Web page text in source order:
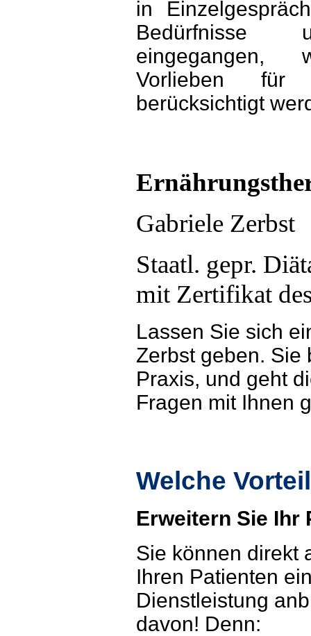
in
Bedürfnisse
eingegangen,
Vorlieben für
berücksichtigt
Gabriele Zerbst
Staatl. gepr.
mit Zertifikat
Lassen Sie sich
Zerbst geben. Sie
Praxis, und geht
Fragen mit Ihnen
Welche
Erweitern Sie
Sie können direkt
Ihren Patienten
Dienstleistung
davon! Denn: